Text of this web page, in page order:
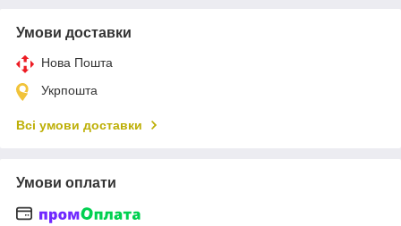
Умови доставки
Нова Пошта
Укрпошта
Всі умови доставки
Умови оплати